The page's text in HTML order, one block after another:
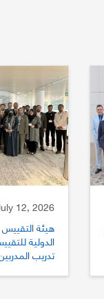
12, 2026
هيئة
تدريب